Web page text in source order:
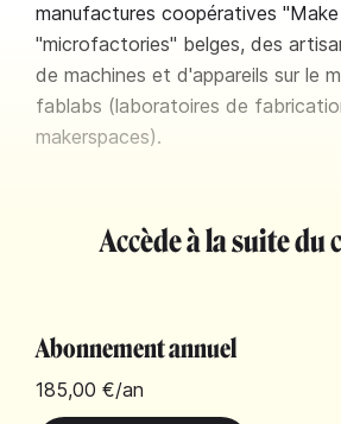
manufactures coopératives
"microfactories" belges, des
de machines et d'appareils sur le
fablabs (laboratoires de
makerspaces).
Accède à la suite du
Abonnement annuel
185,00 €/an